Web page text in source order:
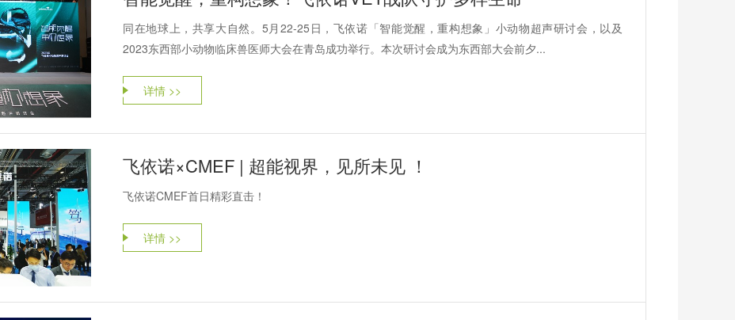
同在地球上，共享大自然。5月22-25日，飞依诺「智能觉醒，重构想象」小动物超声研讨会，以及
2023东西部小动物临床兽医师大会在青岛成功举行。本次研讨会成为东西部大会前夕...
详情 >>
飞依诺×CMEF | 超能视界，见所未见 ！
飞依诺CMEF首日精彩直击！
详情 >>